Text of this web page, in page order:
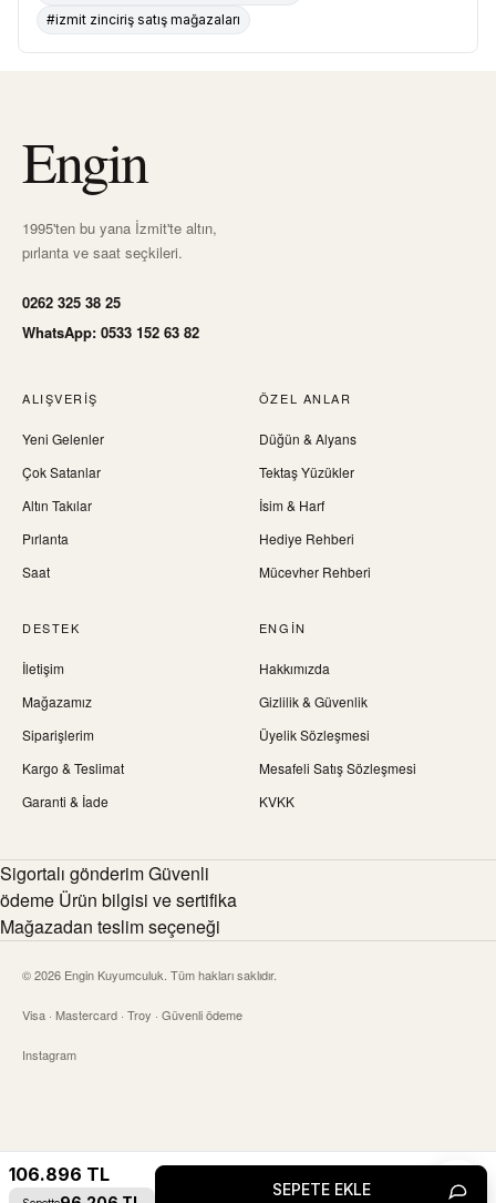
106.896 TL
SEPETE EKLE
#izmit zinciriş satış mağazaları
Engin
1995'ten bu yana İzmit'te altın,
pırlanta ve saat seçkileri.
0262 325 38 25
WhatsApp: 0533 152 63 82
ALIŞVERIŞ
Yeni Gelenler
Çok Satanlar
Altın Takılar
Pırlanta
Saat
ÖZEL ANLAR
Düğün & Alyans
Tektaş Yüzükler
İsim & Harf
Hediye Rehberi
Mücevher Rehberi
DESTEK
İletişim
Mağazamız
Siparişlerim
Kargo & Teslimat
Garanti & İade
ENGIN
Hakkımızda
Gizlilik & Güvenlik
Üyelik Sözleşmesi
Mesafeli Satış Sözleşmesi
KVKK
Sigortalı gönderim Güvenli
ödeme Ürün bilgisi ve sertifika
Mağazadan teslim seçeneği
© 2026 Engin Kuyumculuk. Tüm hakları saklıdır.
Visa · Mastercard · Troy · Güvenli ödeme
Instagram
Canlı